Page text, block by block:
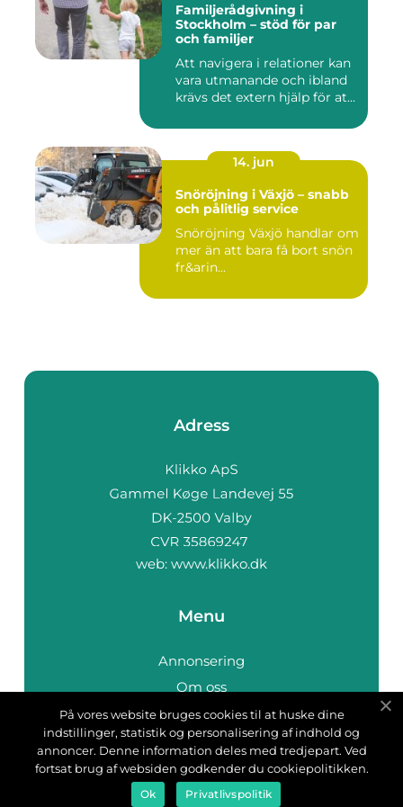
Familjerådgivning i
Stockholm – stöd för par
och familjer
Att navigera i relationer kan
vara utmanande och ibland
krävs det extern hjälp för at...
14. jun
Snöröjning i Växjö – snabb
och pålitlig service
Snöröjning Växjö handlar om
mer än att bara få bort snön
fr&arin...
Adress
web: www.klikko.dk
Menu
Annonsering
Om oss
Cookies
Kontakta oss
Sitemap
På vores website bruges cookies til at huske dine
indstillinger, statistik og personalisering af indhold og
annoncer. Denne information deles med tredjepart. Ved
fortsat brug af websiden godkender du cookiepolitikken.
Ok Privatlivspolitik